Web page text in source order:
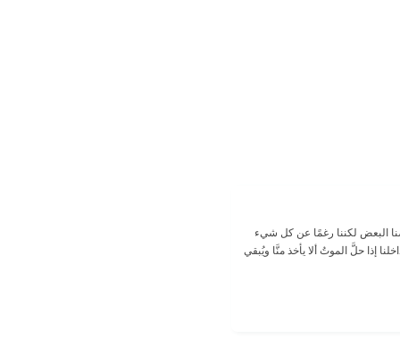
البعض لكننا رغمًا عن كل شيء
إذا حلَّ الموتُ ألا يأخذ منَّا ويُبقي